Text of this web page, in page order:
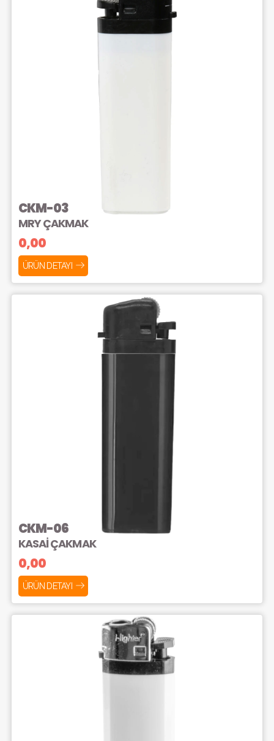
CKM-03
MRY ÇAKMAK
0,00
ÜRÜN DETAYI
CKM-06
KASAİ ÇAKMAK
0,00
ÜRÜN DETAYI